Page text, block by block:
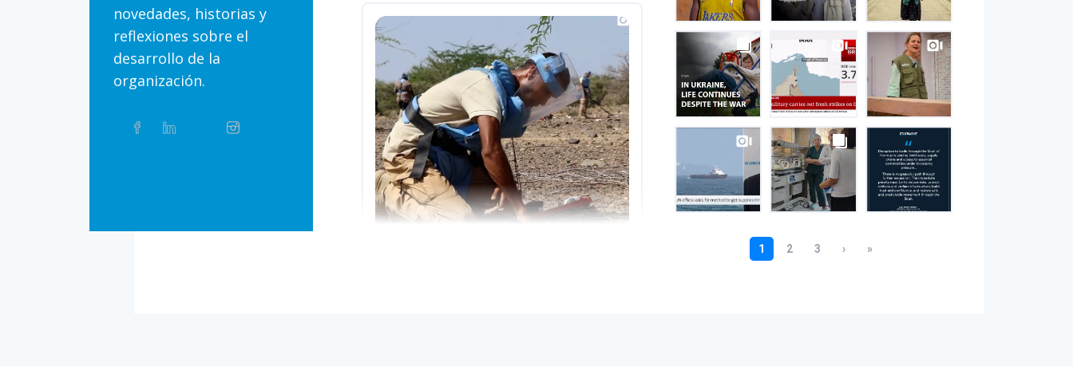
novedades, historias y
reflexiones sobre el
desarrollo de la
organización.
Compartir
este FacebookLinkedinTwitterInstagram